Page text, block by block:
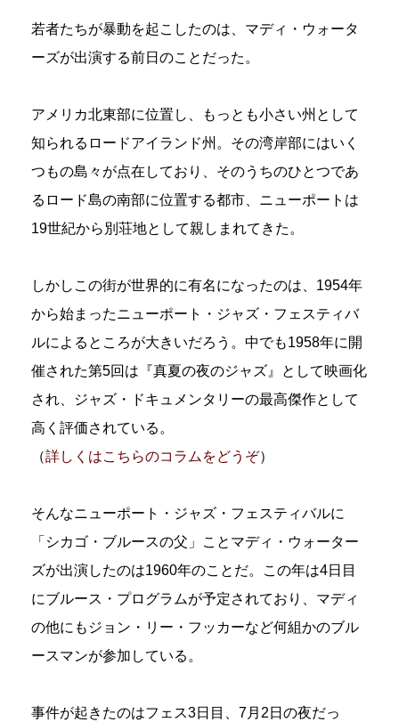
若者たちが暴動を起こしたのは、マディ・ウォータ
ーズが出演する前日のことだった。
アメリカ北東部に位置し、もっとも小さい州として
知られるロードアイランド州。その湾岸部にはいく
つもの島々が点在しており、そのうちのひとつであ
るロード島の南部に位置する都市、ニューポートは
19世紀から別荘地として親しまれてきた。
しかしこの街が世界的に有名になったのは、1954年
から始まったニューポート・ジャズ・フェスティバ
ルによるところが大きいだろう。中でも1958年に開
催された第5回は『真夏の夜のジャズ』として映画化
され、ジャズ・ドキュメンタリーの最高傑作として
高く評価されている。
（詳しくはこちらのコラムをどうぞ）
そんなニューポート・ジャズ・フェスティバルに
「シカゴ・ブルースの父」ことマディ・ウォーター
ズが出演したのは1960年のことだ。この年は4日目
にブルース・プログラムが予定されており、マディ
の他にもジョン・リー・フッカーなど何組かのブル
ースマンが参加している。
事件が起きたのはフェス3日目、7月2日の夜だっ